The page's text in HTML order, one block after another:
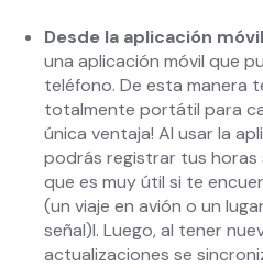
Desde la aplicación
una aplicación móvil que
teléfono. De esta manera
totalmente portátil para
única ventaja! Al usar la
podrás registrar tus horas
que es muy útil si te
(un viaje en avión o un
señal)l. Luego, al tener
actualizaciones se